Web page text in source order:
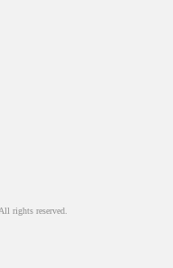
rights reserved.